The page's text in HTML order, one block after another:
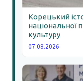
Корецький
національної
культуру
07.08.2026